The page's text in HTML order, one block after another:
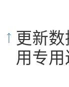
更新
用专